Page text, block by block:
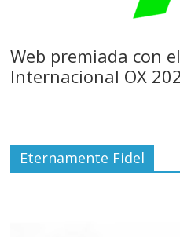
Web premiada con
Internacional OX
Eternamente Fidel